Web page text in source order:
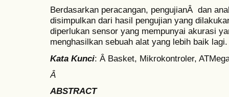
Berdasarkan peracangan, pengujianÂ dan
disimpulkan dari hasil pengujian yang
diperlukan sensor yang mempunyai akurasi
menghasilkan sebuah alat yang lebih baik lagi.
Kata Kunci: Â Basket, Mikrokontroler,
Â
ABSTRACT